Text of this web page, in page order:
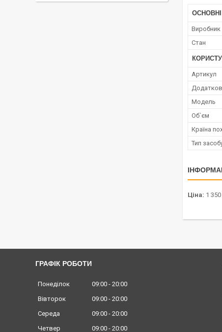
Виробник
Стан
Артикул
Мoдель
Об`єм
Країна
Тип
Ціна: 1
ГРАФІК РОБОТИ
Понеділок 09:00
20:00
Вівторок
09:00
20:00
Середа
09:00
20:00
Четвер
09:00 20:00